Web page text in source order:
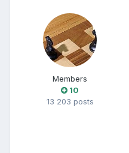
Members
10
13 203 posts